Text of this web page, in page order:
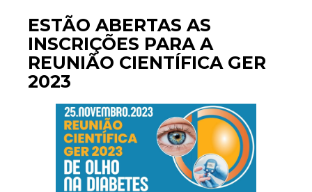
ESTÃO ABERTAS AS
INSCRIÇÕES PARA A
REUNIÃO CIENTÍFICA GER
2023